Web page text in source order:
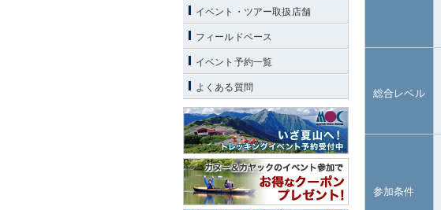
総合レベル
参加条件
イベント・ツアー取扱店舗
フィールドベース
イベント予約一覧
よくある質問